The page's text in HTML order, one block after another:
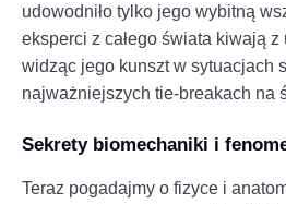
udowodniło tylko jego wybitną
eksperci z całego świata kiwają z
widząc jego kunszt w sytuacjach
najważniejszych tie-breakach na
Sekrety biomechaniki i
Teraz pogadajmy o fizyce i